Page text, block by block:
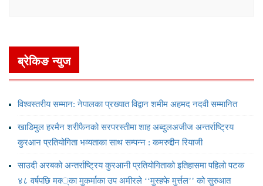
ब्रेकिङ न्युज
विश्वस्तरीय सम्मान: नेपालका प्रख्यात विद्वान शमीम अहमद नदवी सम्मानित
खाडिमुल हरमैन शरीफैनको सरपरस्तीमा शाह अब्दुलअजीज अन्तर्राष्ट्रिय
कुरआन प्रतियोगिता भव्यताका साथ सम्पन्न : कमरुद्दीन रियाजी
साउदी अरबको अन्तर्राष्ट्रिय कुरआनी प्रतियोगिताको इतिहासमा पहिलो पटक
४८ वर्षपछि मक्‍्का मुकर्माका उप अमीरले ‘‘मुस्हफे मुर्त्तल’’ को सुरुआत